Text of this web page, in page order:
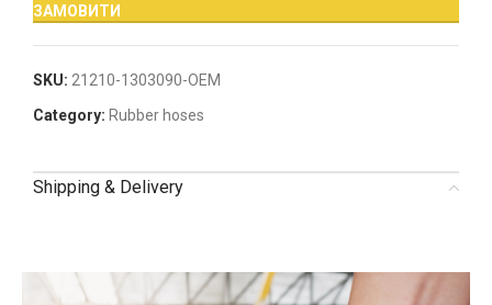
ЗАМОВИТИ
SKU: 21210-1303090-OEM
Category: Rubber hoses
Shipping & Delivery